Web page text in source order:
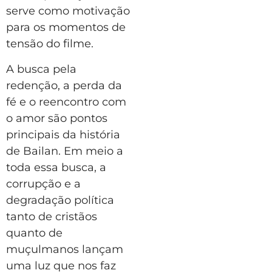
serve como motivação
para os momentos de
tensão do filme.
A busca pela
redenção, a perda da
fé e o reencontro com
o amor são pontos
principais da história
de Bailan. Em meio a
toda essa busca, a
corrupção e a
degradação política
tanto de cristãos
quanto de
muçulmanos lançam
uma luz que nos faz